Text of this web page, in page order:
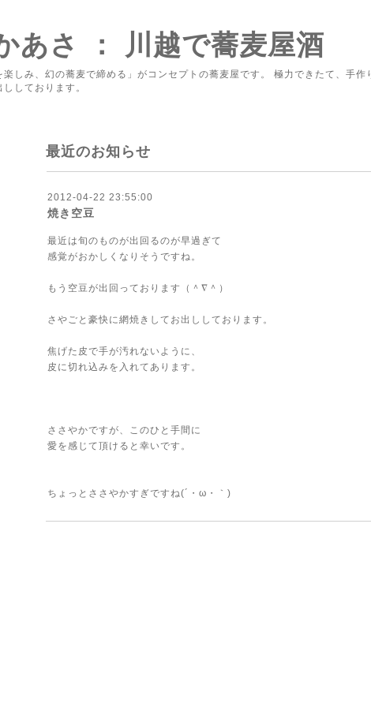
あさ ： 川越で蕎麦屋酒
楽しみ、幻の蕎麦で締める」がコンセプトの蕎麦屋です。 極力できたて、手
しております。
最近のお知らせ
2012-04-22 23:55:00
焼き空豆
最近は旬のものが出回るのが早過ぎて
感覚がおかしくなりそうですね。
もう空豆が出回っております（＾∇＾）
さやごと豪快に網焼きしてお出ししております。
焦げた皮で手が汚れないように、
皮に切れ込みを入れてあります。
ささやかですが、このひと手間に
愛を感じて頂けると幸いです。
ちょっとささやかすぎですね(´・ω・｀)